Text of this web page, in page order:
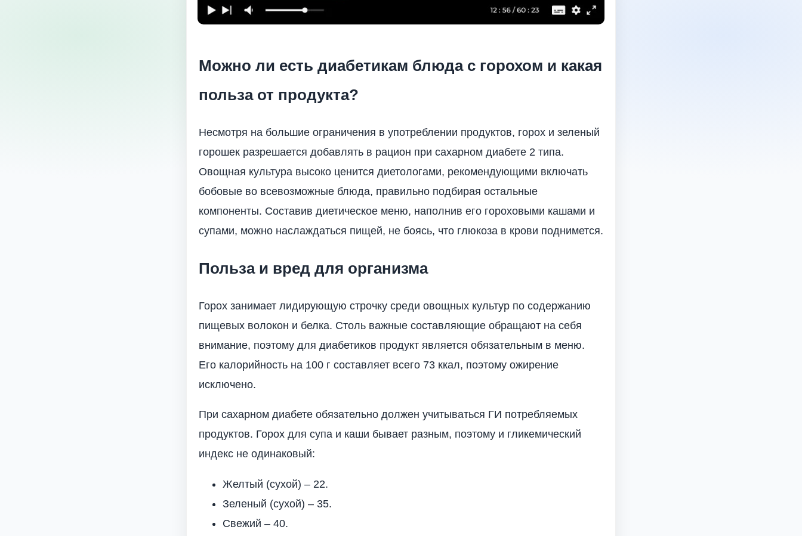
Можно ли есть диабетикам блюда с горохом и какая
польза от продукта?
Несмотря на большие ограничения в употреблении продуктов, горох и зеленый
горошек разрешается добавлять в рацион при сахарном диабете 2 типа.
Овощная культура высоко ценится диетологами, рекомендующими включать
бобовые во всевозможные блюда, правильно подбирая остальные
компоненты. Составив диетическое меню, наполнив его гороховыми кашами и
супами, можно наслаждаться пищей, не боясь, что глюкоза в крови поднимется.
Польза и вред для организма
Горох занимает лидирующую строчку среди овощных культур по содержанию
пищевых волокон и белка. Столь важные составляющие обращают на себя
внимание, поэтому для диабетиков продукт является обязательным в меню.
Его калорийность на 100 г составляет всего 73 ккал, поэтому ожирение
исключено.
При сахарном диабете обязательно должен учитываться ГИ потребляемых
продуктов. Горох для супа и каши бывает разным, поэтому и гликемический
индекс не одинаковый:
Желтый (сухой) – 22.
Зеленый (сухой) – 35.
Свежий – 40.